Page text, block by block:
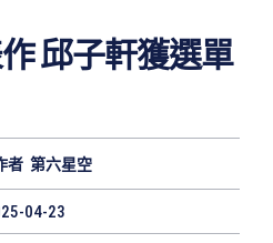
邱子軒獲選單
者 第六星空
04-23